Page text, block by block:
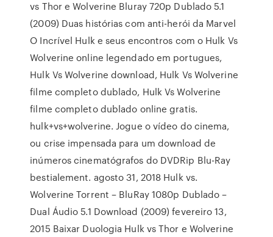
vs Thor e Wolverine Bluray 720p Dublado 5.1
(2009) Duas histórias com anti-herói da Marvel
O Incrível Hulk e seus encontros com o Hulk Vs
Wolverine online legendado em portugues,
Hulk Vs Wolverine download, Hulk Vs Wolverine
filme completo dublado, Hulk Vs Wolverine
filme completo dublado online gratis.
hulk+vs+wolverine. Jogue o vídeo do cinema,
ou crise impensada para um download de
inúmeros cinematógrafos do DVDRip Blu-Ray
bestialement. agosto 31, 2018 Hulk vs.
Wolverine Torrent – BluRay 1080p Dublado –
Dual Áudio 5.1 Download (2009) fevereiro 13,
2015 Baixar Duologia Hulk vs Thor e Wolverine